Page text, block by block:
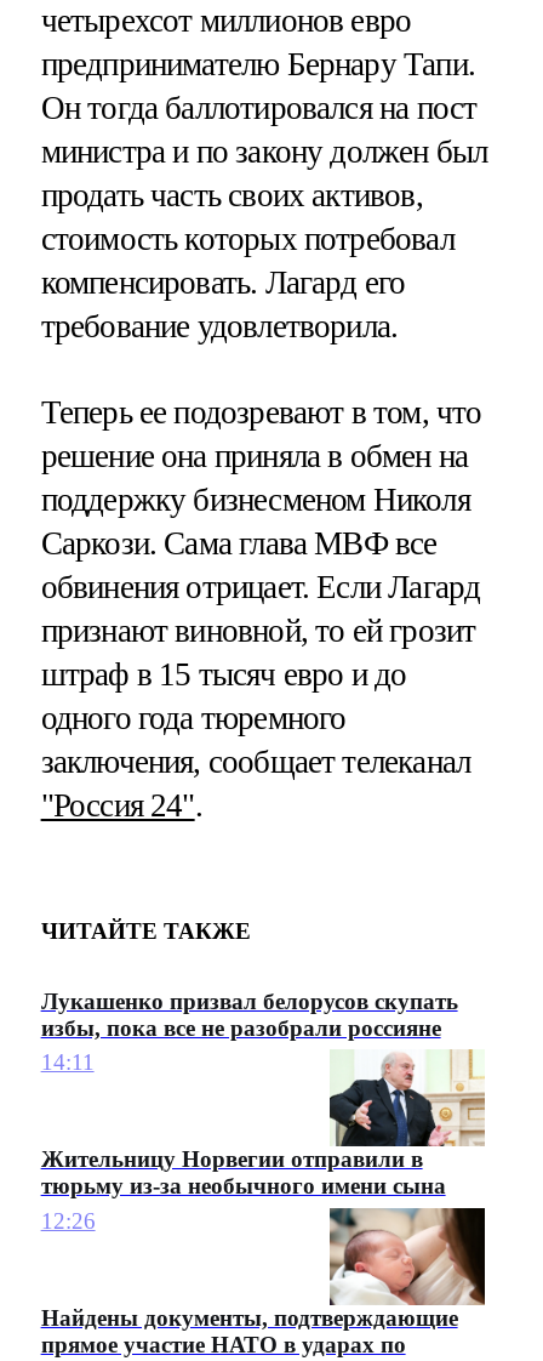
четырехсот миллионов евро
предпринимателю Бернару Тапи.
Он тогда баллотировался на пост
министра и по закону должен был
продать часть своих активов,
стоимость которых потребовал
компенсировать. Лагард его
требование удовлетворила.
Теперь ее подозревают в том, что
решение она приняла в обмен на
поддержку бизнесменом Николя
Саркози. Сама глава МВФ все
обвинения отрицает. Если Лагард
признают виновной, то ей грозит
штраф в 15 тысяч евро и до
одного года тюремного
заключения, сообщает телеканал
"Россия 24".
ЧИТАЙТЕ ТАКЖЕ
Лукашенко призвал белорусов скупать
избы, пока все не разобрали россияне
14:11
Жительницу Норвегии отправили в
тюрьму из-за необычного имени сына
12:26
Найдены документы, подтверждающие
прямое участие НАТО в ударах по